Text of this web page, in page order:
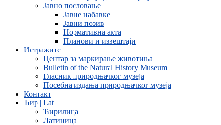
Јавно пословање
Јавне набавке
Јавни позив
Нормативна акта
Планови и извештаји
Истражите
Центар за маркирање животиња
Bulletin of the Natural History Museum
Гласник природњачког музеја
Посебна издања природњачког музеја
Контакт
Ћир | Lat
Ћирилица
Латиница